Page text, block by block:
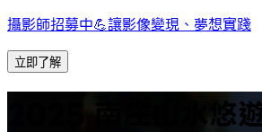
攝影師招募中💪讓影像變現、夢想實踐
立即了解
2025 南庄山水悠